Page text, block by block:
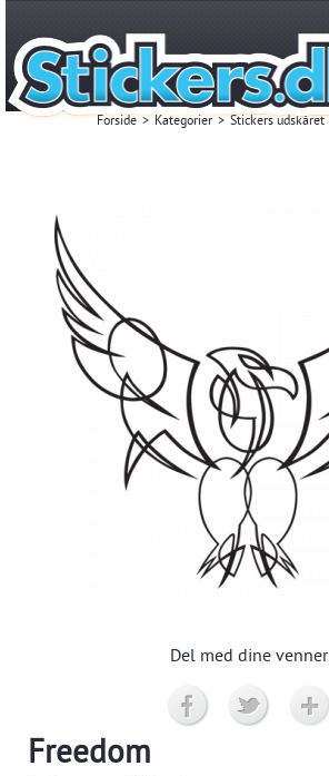
Kategorier
Produktion & historie
Kontakt
Mest Solgte
Forside > Kategorier > Stickers udskåret
Del med dine venner
Freedom